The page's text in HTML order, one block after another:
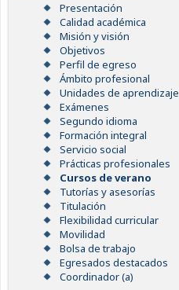
Presentación
Calidad académica
Misión y visión
Objetivos
Perfil de egreso
Ámbito profesional
Unidades de aprendizaje
Exámenes
Segundo idioma
Formación integral
Servicio social
Prácticas profesionales
Cursos de verano
Tutorías y asesorías
Titulación
Flexibilidad curricular
Movilidad
Bolsa de trabajo
Egresados destacados
Coordinador (a)